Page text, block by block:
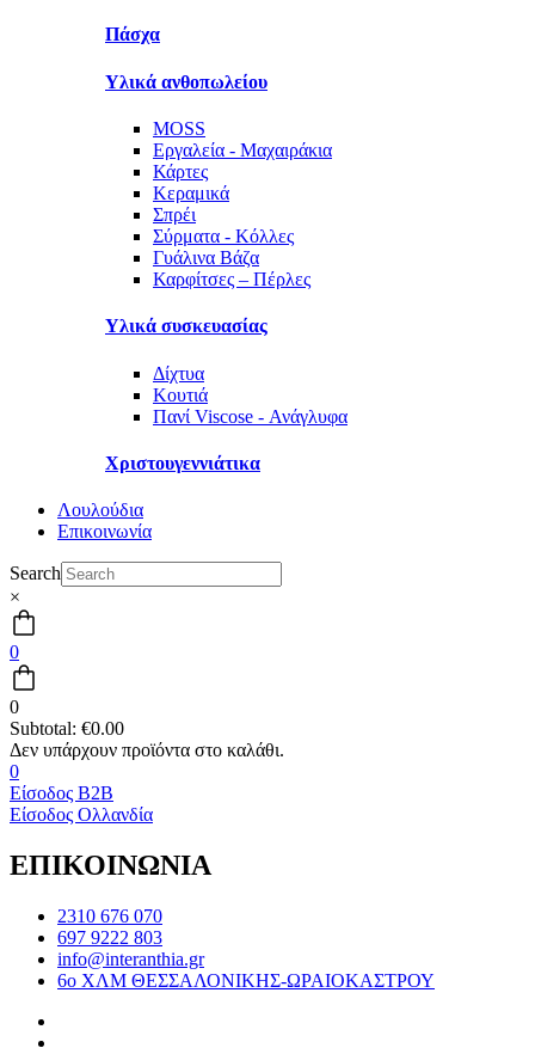
Πάσχα
Υλικά ανθοπωλείου
MOSS
Εργαλεία - Μαχαιράκια
Κάρτες
Κεραμικά
Σπρέι
Σύρματα - Κόλλες
Γυάλινα Βάζα
Καρφίτσες – Πέρλες
Υλικά συσκευασίας
Δίχτυα
Κουτιά
Πανί Viscose - Ανάγλυφα
Χριστουγεννιάτικα
Λουλούδια
Επικοινωνία
Search
×
0
0
Subtotal: €0.00
0
Είσοδος B2B
Είσοδος Ολλανδία
ΕΠΙΚΟΙΝΩΝΙΑ
2310 676 070
697 9222 803
info@interanthia.gr
6ο ΧΛΜ ΘΕΣΣΑΛΟΝΙΚΗΣ-ΩΡΑΙΟΚΑΣΤΡΟΥ